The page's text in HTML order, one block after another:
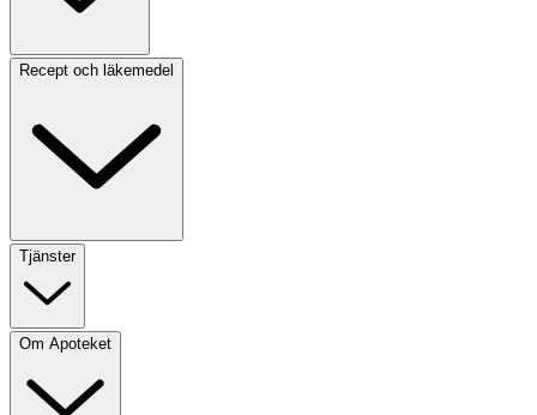
Recept och läkemedel
Tjänster
Om Apoteket